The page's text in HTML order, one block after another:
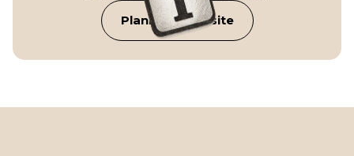
Planifier ma visite